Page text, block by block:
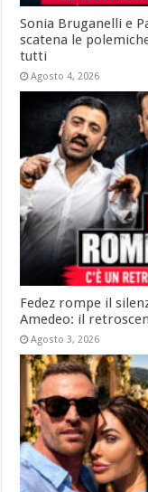
Sonia Bruganelli e
scatena le
tutti
Agosto 4, 2026
Fedez rompe il
Amedeo: il
Agosto 3, 2026